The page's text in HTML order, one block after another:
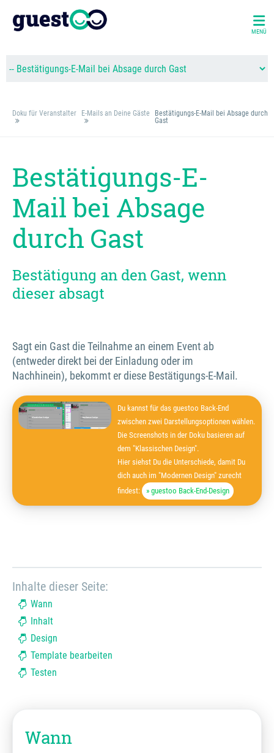
MENÜ
Doku für Veranstalter E-Mails an Deine Gäste
Bestätigungs-E-Mail bei Absage durch
Gast
Bestätigungs-E-
Mail bei Absage
durch Gast
Bestätigung an den Gast, wenn
dieser absagt
Sagt ein Gast die Teilnahme an einem Event ab
(entweder direkt bei der Einladung oder im
Nachhinein), bekommt er diese Bestätigungs-E-Mail.
Du kannst für das guestoo Back-End
zwischen zwei Darstellungsoptionen wählen.
Die Screenshots in der Doku basieren auf
dem "Klassischen Design".
Hier siehst Du die Unterschiede, damit Du
dich auch im "Modernen Design" zurecht
findest:
» guestoo Back-End-Design
Inhalte dieser Seite:
Wann
Inhalt
Design
Template bearbeiten
Testen
Wann